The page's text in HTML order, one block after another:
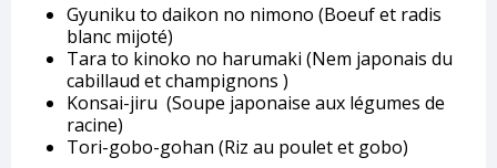
Gyuniku to daikon no nimono (Boeuf et radis
blanc mijoté)
Tara to kinoko no harumaki (Nem japonais du
cabillaud et champignons )
Konsai-jiru (Soupe japonaise aux légumes de
racine)
Tori-gobo-gohan (Riz au poulet et gobo)